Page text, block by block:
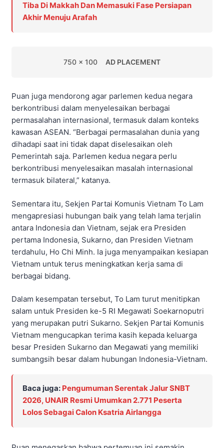
Tiba Di Makkah Dan Memasuki Fase Persiapan
Akhir Menuju Arafah
750 x 100 AD PLACEMENT
Puan juga mendorong agar parlemen kedua negara
berkontribusi dalam menyelesaikan berbagai
permasalahan internasional, termasuk dalam konteks
kawasan ASEAN. “Berbagai permasalahan dunia yang
dihadapi saat ini tidak dapat diselesaikan oleh
Pemerintah saja. Parlemen kedua negara perlu
berkontribusi menyelesaikan masalah internasional
termasuk bilateral,” katanya.
Sementara itu, Sekjen Partai Komunis Vietnam To Lam
mengapresiasi hubungan baik yang telah lama terjalin
antara Indonesia dan Vietnam, sejak era Presiden
pertama Indonesia, Sukarno, dan Presiden Vietnam
terdahulu, Ho Chi Minh. Ia juga menyampaikan kesiapan
Vietnam untuk terus meningkatkan kerja sama di
berbagai bidang.
Dalam kesempatan tersebut, To Lam turut menitipkan
salam untuk Presiden ke-5 RI Megawati Soekarnoputri
yang merupakan putri Sukarno. Sekjen Partai Komunis
Vietnam mengucapkan terima kasih kepada keluarga
besar Presiden Sukarno dan Megawati yang memiliki
sumbangsih besar dalam hubungan Indonesia-Vietnam.
Baca juga: Pengumuman Serentak Jalur SNBT
2026, UNAIR Resmi Umumkan 2.771 Peserta
Lolos Sebagai Calon Ksatria Airlangga